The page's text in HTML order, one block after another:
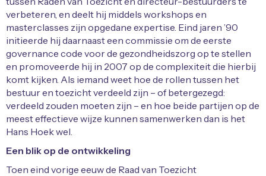
verbeteren, en deelt hij middels workshops en
masterclasses zijn opgedane expertise. Eind jaren ’90
initieerde hij daarnaast een commissie om de eerste
governance code voor de gezondheidszorg op te stellen
en promoveerde hij in 2007 op de complexiteit die hierbij
komt kijken. Als iemand weet hoe de rollen tussen het
bestuur en toezicht verdeeld zijn – of betergezegd:
verdeeld zouden moeten zijn – en hoe beide partijen op de
meest effectieve wijze kunnen samenwerken dan is het
Hans Hoek wel.
Een blik op de ontwikkeling
Toen eind vorige eeuw de Raad van Toezicht